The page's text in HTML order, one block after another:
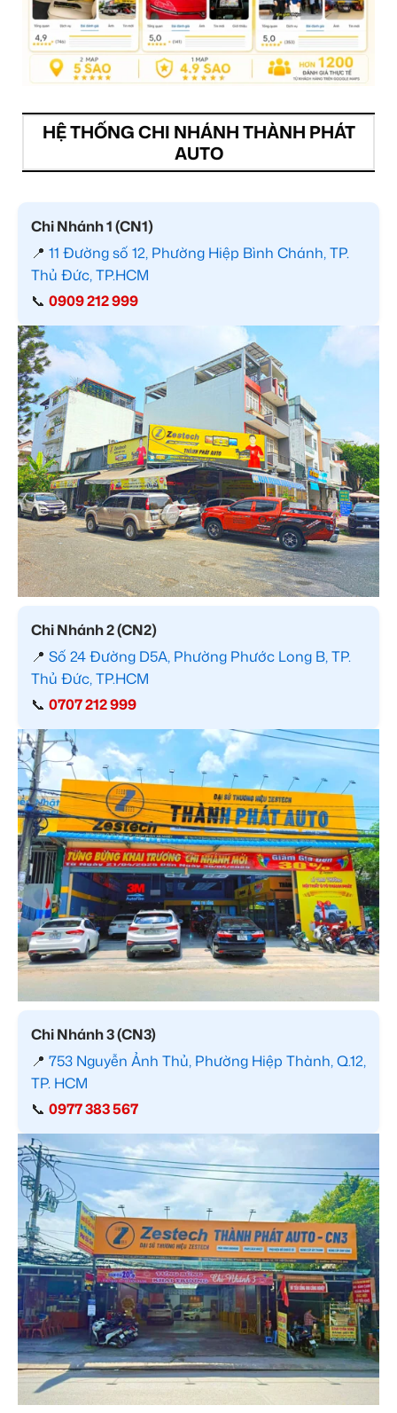
HỆ THỐNG CHI NHÁNH THÀNH PHÁT
AUTO
Chi Nhánh 1 (CN1)
📍 11 Đường số 12, Phường Hiệp Bình Chánh, TP.
Thủ Đức, TP.HCM
📞 0909 212 999
Chi Nhánh 2 (CN2)
📍 Số 24 Đường D5A, Phường Phước Long B, TP.
Thủ Đức, TP.HCM
📞 0707 212 999
Chi Nhánh 3 (CN3)
📍 753 Nguyễn Ảnh Thủ, Phường Hiệp Thành, Q.12,
TP. HCM
📞 0977 383 567